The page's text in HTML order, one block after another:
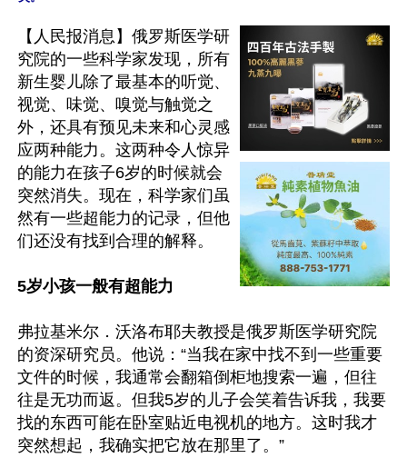
【人民报消息】俄罗斯医学研
究院的一些科学家发现，所有
新生婴儿除了最基本的听觉、
视觉、味觉、嗅觉与触觉之
外，还具有预见未来和心灵感
应两种能力。这两种令人惊异
的能力在孩子6岁的时候就会
突然消失。现在，科学家们虽
然有一些超能力的记录，但他
们还没有找到合理的解释。
5岁小孩一般有超能力
弗拉基米尔．沃洛布耶夫教授是俄罗斯医学研究院
的资深研究员。他说：“当我在家中找不到一些重要
文件的时候，我通常会翻箱倒柜地搜索一遍，但往
往是无功而返。但我5岁的儿子会笑着告诉我，我要
找的东西可能在卧室贴近电视机的地方。这时我才
突然想起，我确实把它放在那里了。”